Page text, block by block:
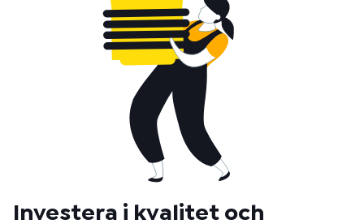
Investera i kvalitet och